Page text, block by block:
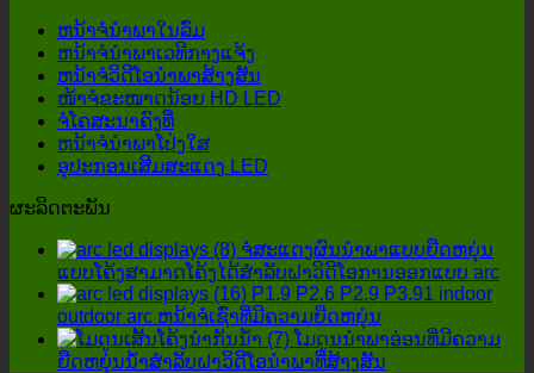
ການ
ປະຕິບັດ
ເວທີ
ຈະ
ຕ້ອງ
ບໍ່
ຖືກ
ລະເລີຍ!
ຫນ້າຈໍນໍາພາໃນລົ່ມ
ຫນ້າຈໍນໍາພາເວທີກາງແຈ້ງ
ຫນ້າຈໍວິດີໂອນໍາພາສ້າງສັນ
ໜ້າຈໍຂະໜາດນ້ອຍ HD LED
ຈໍໂຄສະນາຄົງທີ່
ຫນ້າຈໍນໍາພາໂປ່ງໃສ
ອຸປະກອນເສີມສະແດງ LED
ຜະລິດຕະພັນ
ຈໍສະແດງຜົນນໍາພາແບບຍືດຫຍຸ່ນ
ແບບໂຄ້ງສາມາດໂຄ້ງໄດ້ສໍາລັບຝາວິດີໂອການອອກແບບ arc
P1.9 P2.6 P2.9 P3.91 indoor
outdoor arc ຫນ້າຈໍເຊົ່າທີ່ມີຄວາມຍືດຫຍຸ່ນ
ໂມດູນນໍາພາອ່ອນທີ່ມີຄວາມ
ຍືດຫຍຸ່ນນ້ໍາສໍາລັບຝາວິດີໂອນໍາພາທີ່ສ້າງສັນ